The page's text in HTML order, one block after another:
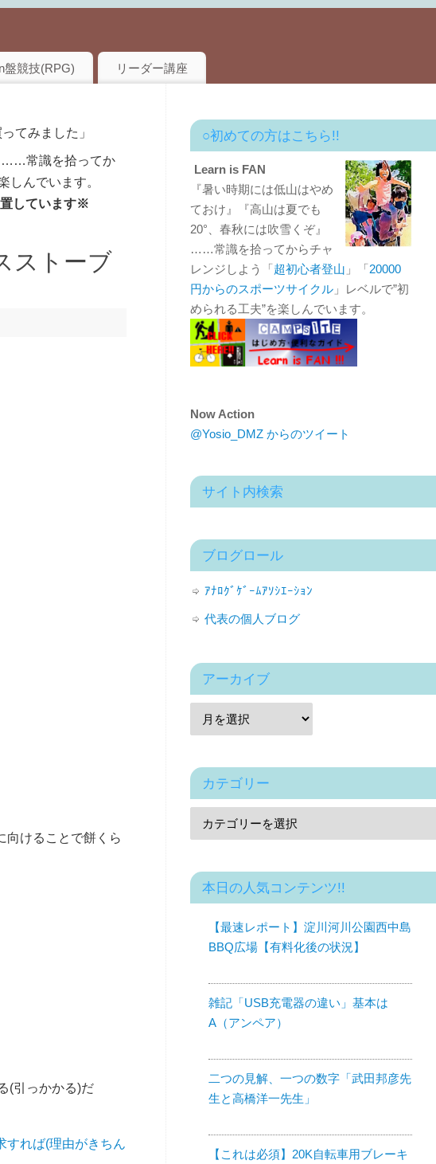
盤競技(RPG) リーダー講座
てみました」
……常識を拾ってか
しんでいます。
しています※
ストーブ
向けることで餅くら
(引っかかる)だ
すれば(理由がきちん
○初めての方はこちら!!
Learn is FAN
『暑い時期には低山はやめ
ておけ』『高山は夏でも
20°、春秋には吹雪くぞ』
……常識を拾ってからチャ
レンジしよう「超初心者登山 」「20000
円からのスポーツサイクル 」レベルで”初
められる工夫”を楽しんでいます。
Now Action
@Yosio_DMZ からのツイート
サイト内検索
ブログロール
ｱﾅﾛｸﾞｹﾞｰﾑｱｿｼｴｰｼｮﾝ
代表の個人ブログ
アーカイブ
カテゴリー
本日の人気コンテンツ!!
【最速レポート】淀川河川公園西中島
BBQ広場【有料化後の状況】
雑記「USB充電器の違い」基本は
A（アンペア）
二つの見解、一つの数字「武田邦彦先
生と高橋洋一先生」
【これは必須】20K自転車用ブレーキ